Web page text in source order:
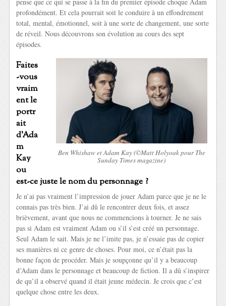
profondément. Et cela pourrait soit le conduire à un effondrement
total, mental, émotionnel, soit à une sorte de changement, une sorte
de réveil. Nous découvrons son évolution au cours des sept
épisodes.
Ben Whishaw et Adam Kay (©Matt Holyoak pour The
Sunday Times magazine)
Faites
-vous
vraim
ent le
portr
ait
d’Ada
m
Kay
ou
est-ce juste le nom du personnage ?
Je n’ai pas vraiment l’impression de jouer Adam parce que je ne le
connais pas très bien. J’ai dû le rencontrer deux fois, et assez
brièvement, avant que nous ne commencions à tourner. Je ne sais
pas si Adam est vraiment Adam ou s’il s’est créé un personnage.
Seul Adam le sait. Mais je ne l’imite pas, je n’essaie pas de copier
ses manières ni ce genre de choses. Pour moi, ce n’était pas la
bonne façon de procéder. Mais je soupçonne qu’il y a beaucoup
d’Adam dans le personnage et beaucoup de fiction. Il a dû s’inspirer
de qu’il a observé quand il était jeune médecin. Je crois que c’est
quelque chose entre les deux.